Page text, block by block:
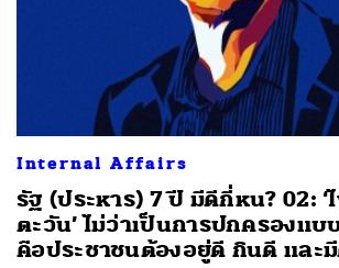
Internal Affairs
รัฐ (ประหาร) 7 ปี มีดีกี่หน? 02:
ตะวัน’ ไม่ว่าเป็นการปกครองแ
คือประชาชนต้องอยู่ดี กินดี และ